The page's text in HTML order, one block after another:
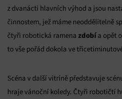
z dvanácti hlavních výhod a jsou
činnostem, jež máme neoddělitelně
čtyři robotická ramena zdobía opět
to vše pořád dokola ve
Scéna v další vitríně představuje
hraje vánoční koledy. Čtyři robotičtí